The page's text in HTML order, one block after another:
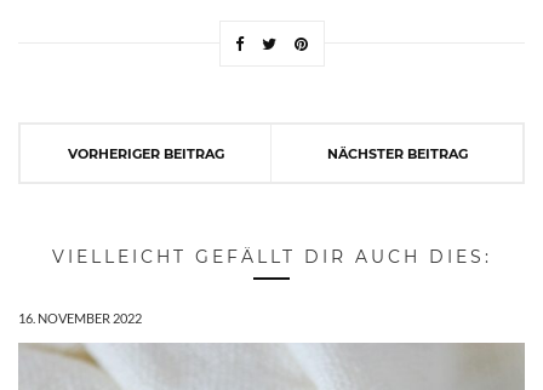
VORHERIGER BEITRAG NÄCHSTER BEITRAG
VIELLEICHT GEFÄLLT DIR AUCH DIES:
16. NOVEMBER 2022